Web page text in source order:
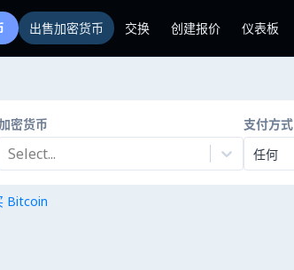
出售加密货币 交换 创建报价 仪表板
密货币
Select...
支付方式
任何
Bitcoin